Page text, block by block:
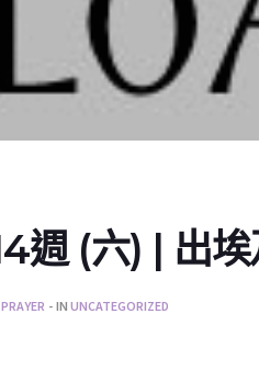
週 (六) | 出
IN UNCATEGORIZED